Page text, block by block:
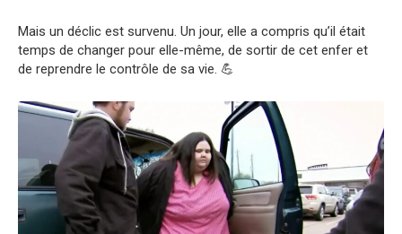
Mais un déclic est survenu. Un jour, elle a compris qu’il était
temps de changer pour elle-même, de sortir de cet enfer et
de reprendre le contrôle de sa vie. 💪